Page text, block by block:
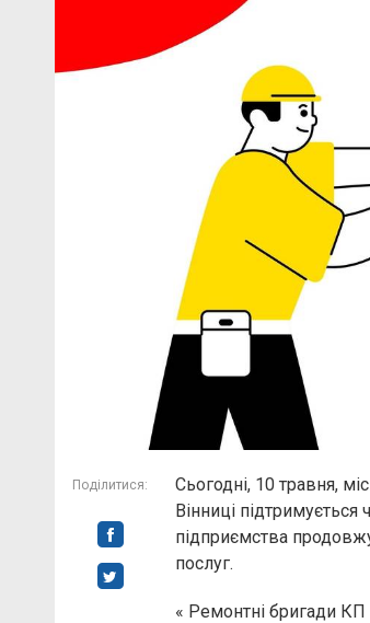
Поділитися:
Сьогодні, 10 травня,
Вінниці підтримується
підприємства
послуг.
« Ремонтні бригади КП